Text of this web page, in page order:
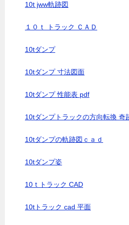
10t jww軌跡図
１０ｔ トラック ＣＡＤ
10tダンプ
10tダンプ 寸法図面
10tダンプ 性能表 pdf
10tダンプトラックの方向転換 奇
10tダンプの軌跡図ｃａｄ
10tダンプ姿
10ｔトラック CAD
10tトラック cad 平面